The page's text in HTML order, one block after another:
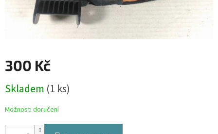
300 Kč
cena:
Skladem (1 ks)
Možnosti doručení